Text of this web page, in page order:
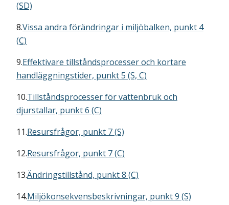
(SD)
8.Vissa andra förändringar i miljöbalken, punkt 4
(C)
9.Effektivare tillståndsprocesser och kortare
handläggningstider, punkt 5 (S, C)
10.Tillståndsprocesser för vattenbruk och
djurstallar, punkt 6 (C)
11.Resursfrågor, punkt 7 (S)
12.Resursfrågor, punkt 7 (C)
13.Ändringstillstånd, punkt 8 (C)
14.Miljökonsekvensbeskrivningar, punkt 9 (S)